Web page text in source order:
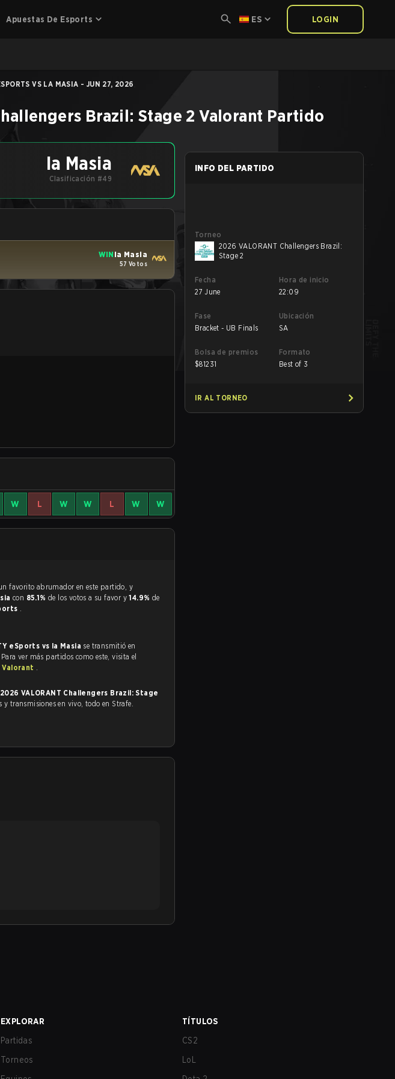
Apuestas De Esports ES LOGIN
VS LA MASIA - JUN 27, 2026
Brazil: Stage 2 Valorant Partido
la Masia
Clasificación #49
WIN la Masia
57 Votos
W L W W L W W
con 85.1% de los votos a su favor y14.9% de
.
eSports vs la Masia se transmitió en
ver más partidos como este, visita el
.
2026 VALORANT Challengers Brazil: Stage
y transmisiones en vivo, todo en Strafe.
INFO DEL PARTIDO
Torneo
2026 VALORANT Challengers Brazil:
Stage 2
Fecha
27 June
Hora de inicio
22:09
Fase
Bracket - UB Finals
Ubicación
SA
Bolsa de premios
$81231
Formato
Best of 3
IR AL TORNEO
EXPLORAR
Partidas
Torneos
TÍTULOS
CS2
LoL